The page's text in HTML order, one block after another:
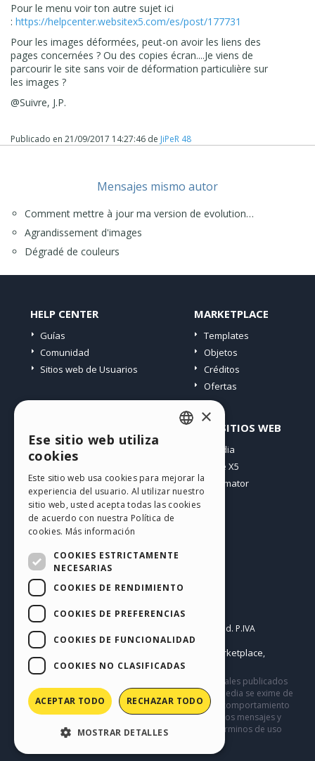
Pour le menu voir ton autre sujet ici
: https://helpcenter.websitex5.com/es/post/177731
Pour les images déformées, peut-on avoir les liens des
pages concernées ? Ou des copies écran....Je viens de
parcourir le site sans voir de déformation particulière sur
les images ?
@Suivre, J.P.
Publicado en 21/09/2017 14:27:46 de JiPeR 48
Mensajes mismo autor
Comment mettre à jour ma version de evolution…
Agrandissement d'images
Dégradé de couleurs
HELP CENTER
Guías
Comunidad
Sitios web de Usuarios
MARKETPLACE
Templates
Objetos
Créditos
Ofertas
Mis post
Mis download
Espacio Web
Mis Créditos
OTROS SITIOS WEB
Incomedia
WebSite X5
WebAnimator
Español
Copyright © 2026
All rights reserved. P.IVA
IT07514640015
Help Center / Marketplace,
Templates,Objects|Privacy Policy
Este sitio contiene comentarios, opiniones y materiales publicados
por los usuarios solo con fines informativos. Incomedia se exime de
cualquier responsabilidad por actos, omisiones y comportamiento
de terceros en relación con el uso del sitio. Todos los mensajes y
términos de uso en este sitio están sujetos a los Términos de uso
de Incomedia.
GERMAN
SPANISH
RUSSIAN
FRENCH
×
Ese sitio web utiliza
cookies
Este sitio web usa cookies para mejorar la
experiencia del usuario. Al utilizar nuestro
sitio web, usted acepta todas las cookies
de acuerdo con nuestra Política de
cookies. Más información
COOKIES ESTRICTAMENTE
NECESARIAS
COOKIES DE RENDIMIENTO
COOKIES DE PREFERENCIAS
COOKIES DE FUNCIONALIDAD
COOKIES NO CLASIFICADAS
ACEPTAR TODO RECHAZAR TODO
MOSTRAR DETALLES